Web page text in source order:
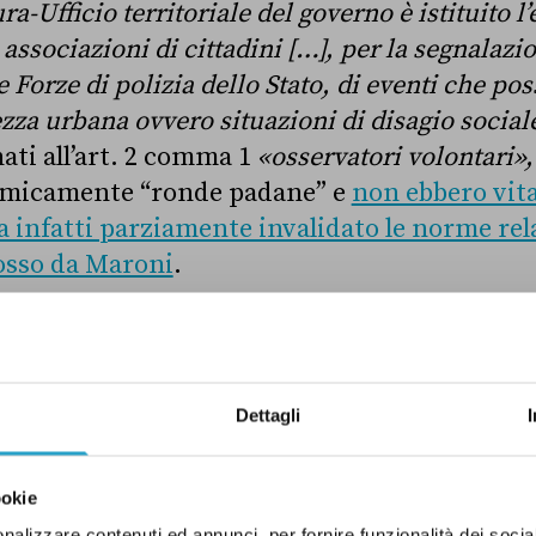
Dettagli
Ufficio territoriale del governo è istituito
di cittadini […], per la
di polizia dello Stato, di eventi che
urbana ovvero situazioni di disagio
all’art. 2 comma 1 «osservatori volontari»,
“ronde padane” e non ebbero
infatti parziamente invalidato le norme
da Maroni.
in alcuni ambienti storicamente di
provvedimento fosse in atto a livello